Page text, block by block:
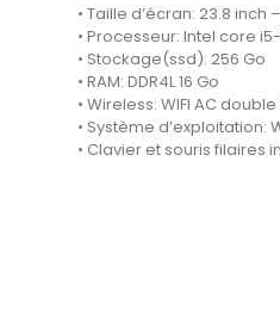
• Taille d’écran: 23.8 inch
• Processeur: Intel core i5-
• Stockage(ssd): 256 Go
• RAM: DDR4L 16 Go
• Wireless: WIFI AC
• Système d’exploitation:
• Clavier et souris filaires